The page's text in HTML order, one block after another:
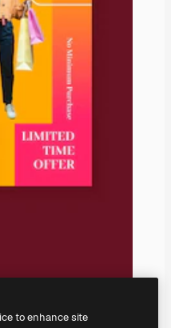
to enhance site